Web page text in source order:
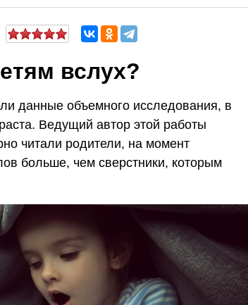
вслух?
данные объемного исследования, в
Ведущий автор этой работы
читали родители, на момент
больше, чем сверстники, которым